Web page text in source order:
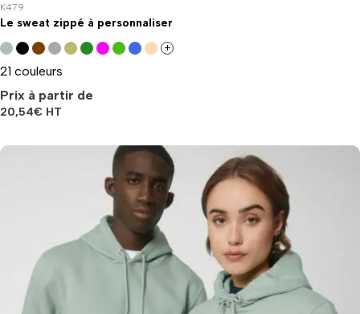
K479
Le sweat zippé à personnaliser
+
21 couleurs
Prix à partir de
20,54€ HT